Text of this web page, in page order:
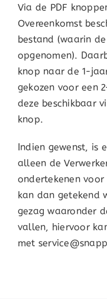
Via de PDF
Overeenkomst
bestand (waarin
opgenomen).
knop naar de 1-
gekozen voor een
deze beschikbaar
knop.
Indien gewenst, is
alleen de
ondertekenen
kan dan getekend
gezag waaronder
vallen, hiervoor
met